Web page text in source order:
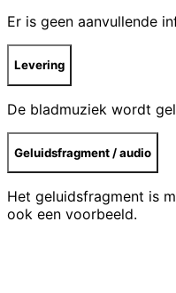
Er is geen aanvullende
Levering
De bladmuziek wordt
Geluidsfragment / audio
Het geluidsfragment is
ook een voorbeeld.